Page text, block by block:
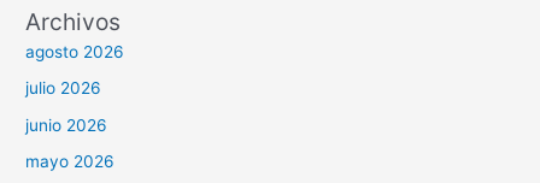
Archivos
agosto 2026
julio 2026
junio 2026
mayo 2026